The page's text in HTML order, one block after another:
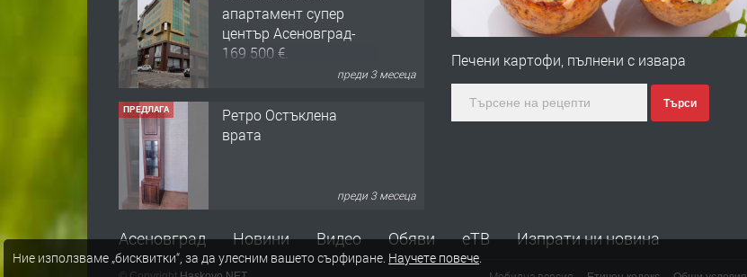
преди 3 месеца
ПРЕДЛАГА
Ретро Остъклена
ПРЕДЛАГА
Само 55 лв./ден от DL
преди 10 месеца
Печени картофи, пълнени с извара
Търси
Асеновград Новини Видео Обяви еТВ Изпрати ни новина
Ние използваме „бисквитки“, за да улесним вашето сърфиране. Научете повече.